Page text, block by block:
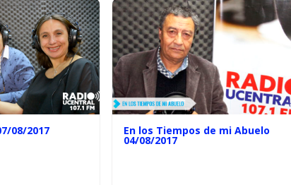
08/2017 En los Tiempos de mi Abuelo
04/08/2017